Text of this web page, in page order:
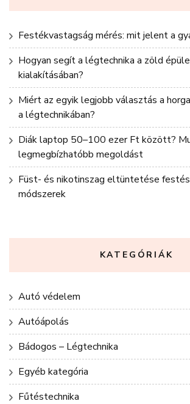
Festékvastagság mérés: mit jelent a
Hogyan segít a légtechnika a zöld
kialakításában?
Miért az egyik legjobb választás a
a légtechnikában?
Diák laptop 50–100 ezer Ft között?
legmegbízhatóbb megoldást
Füst- és nikotinszag eltüntetése
módszerek
KATEGÓRIÁK
Autó védelem
Autóápolás
Bádogos – Légtechnika
Egyéb kategória
Fűtéstechnika